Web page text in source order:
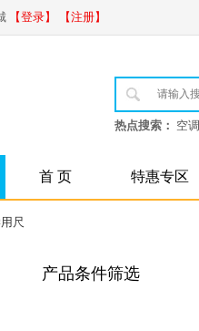
【登录】 【注册】
热点搜索： 空调
首 页 特惠专区
尺
产品条件筛选